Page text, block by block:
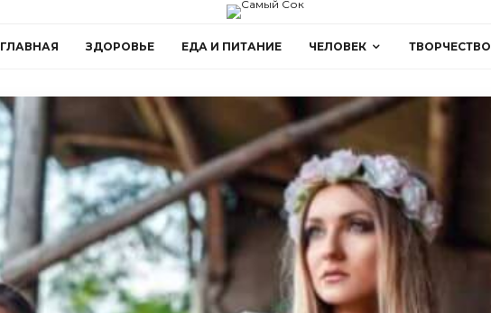
ГЛАВНАЯ ЗДОРОВЬЕ ЕДА И ПИТАНИЕ ЧЕЛОВЕК ТВОРЧЕСТВО